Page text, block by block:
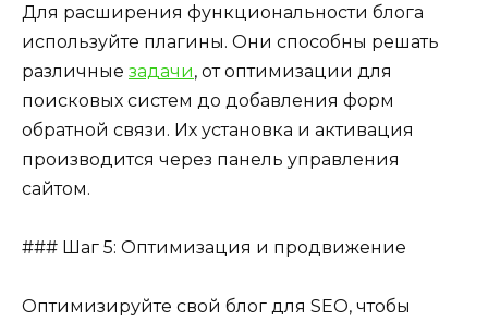
Для расширения функциональности блога
используйте плагины. Они способны решать
различные задачи, от оптимизации для
поисковых систем до добавления форм
обратной связи. Их установка и активация
производится через панель управления
сайтом.
### Шаг 5: Оптимизация и продвижение
Оптимизируйте свой блог для SEO, чтобы